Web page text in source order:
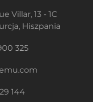
Villar, 13 - 1C
Hiszpania
325
144